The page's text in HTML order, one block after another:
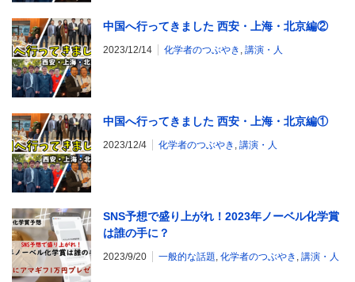
中国へ行ってきました 西安・上海・北京編②
2023/12/14 化学者のつぶやき 講演・人
中国へ行ってきました 西安・上海・北京編①
2023/12/4 化学者のつぶやき 講演・人
SNS予想で盛り上がれ！2023年ノーベル化学賞
は誰の手に？
2023/9/20 一般的な話題 化学者のつぶやき 講演・人